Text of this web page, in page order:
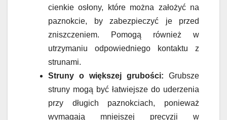
cienkie osłony, które można założyć na
paznokcie, by zabezpieczyć je przed
zniszczeniem. Pomogą również w
utrzymaniu odpowiedniego kontaktu z
strunami.
Struny o większej grubości: Grubsze
struny mogą być łatwiejsze do uderzenia
przy długich paznokciach, ponieważ
wymagają mniejszej precyzji w